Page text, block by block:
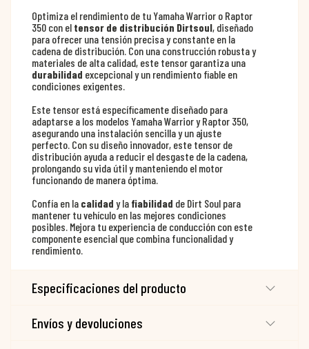
Optimiza el rendimiento de tu Yamaha Warrior o Raptor
350 con el tensor de distribución Dirtsoul, diseñado
para ofrecer una tensión precisa y constante en la
cadena de distribución. Con una construcción robusta y
materiales de alta calidad, este tensor garantiza una
durabilidad excepcional y un rendimiento fiable en
condiciones exigentes.
Este tensor está específicamente diseñado para
adaptarse a los modelos Yamaha Warrior y Raptor 350,
asegurando una instalación sencilla y un ajuste
perfecto. Con su diseño innovador, este tensor de
distribución ayuda a reducir el desgaste de la cadena,
prolongando su vida útil y manteniendo el motor
funcionando de manera óptima.
Confía en la calidad y la fiabilidad de Dirt Soul para
mantener tu vehículo en las mejores condiciones
posibles. Mejora tu experiencia de conducción con este
componente esencial que combina funcionalidad y
rendimiento.
Especificaciones del producto
Envíos y devoluciones